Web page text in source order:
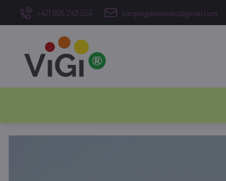
+421 905 243 554 jumpingslovensko@gmail.com